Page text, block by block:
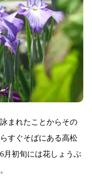
まれたことからその
すぐそばにある高松
月初旬には花しょうぶ